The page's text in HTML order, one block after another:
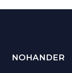
NOHANDER